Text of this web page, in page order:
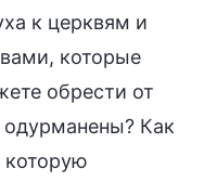
к церквям и
которые
обрести от
Как
которую